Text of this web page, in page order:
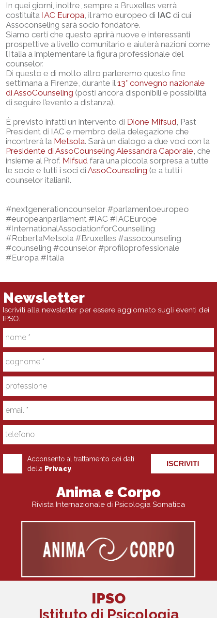
In quei giorni, inoltre, sempre a Bruxelles verrà
costituita IAC Europa, il ramo europeo di IAC di cui
Assoconseling sarà socio fondatore.
Siamo certi che questo aprirà nuove e interessanti
prospettive a livello comunitario e aiuterà nazioni come
l’Italia a implementare la figura professionale del
counselor.
Di questo e di molto altro parleremo questo fine
settimana a Firenze, durante il13° convegno nazionale
di AssoCounseling (posti ancora disponibili e possibilità
di seguire l’evento a distanza).
È previsto infatti un intervento di Dione Mifsud, Past
President di IAC e membro della delegazione che
incontrerà la Metsola. Sarà un dialogo a due voci con la
Presidente di AssoCounseling Alessandra Caporale, che
insieme al Prof. Mifsud farà una piccola sorpresa a tutte
le socie e tutti i soci di AssoCounseling (e a tutti i
counselor italiani).
#nextgenerationcounselor #parlamentoeuropeo
#europeanparliament #IAC #IACEurope
#InternationalAssociationforCounselling
#RobertaMetsola #Bruxelles #assocounseling
#counseling #counselor #profiloprofessionale
#Europa #Italia
Newsletter
Iscriviti alla newsletter per essere aggiornato sugli eventi dei
IPSO.
Acconsento al trattamento dei dati
della Privacy
ISCRIVITI
Anima e Corpo
Rivista Internazionale di Psicologia Somatica
IPSO
Istituto di Psicologia